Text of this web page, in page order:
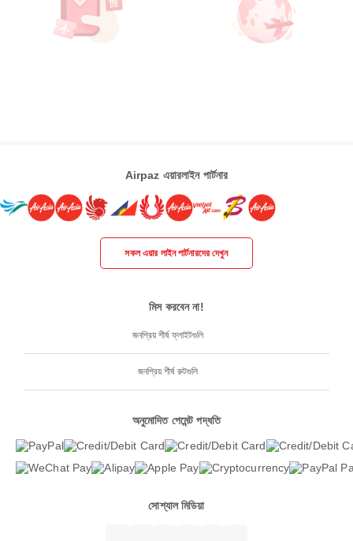
Airpaz এয়ারলাইন পার্টনার
সকল এয়ার লাইন পার্টনারদের দেখুন
মিস করবেন না!
জনপ্রিয় শীর্ষ ফ্লাইটগুলি
জনপ্রিয় শীর্ষ রুটগুলি
অনুমোদিত পেমেন্ট পদ্ধতি
সোশ্যাল মিডিয়া